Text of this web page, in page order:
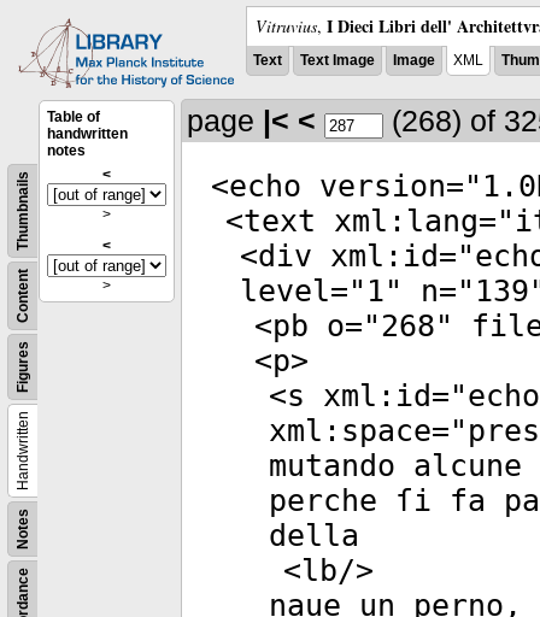
Vitruvius, I Dieci Libri dell'
Text Text Image Image XML
Notes
Handwritten
Figures
Content
Thumbnails
Table of
handwritten
notes
<
>
<
>
page |< < (268) of
<echo version="
<text xml:lang="
<div xml:id="
level=" 1" n=" 139
<pb o="268"
<p>
<s xml:id="
xml:space="
mutando
perche ſi fa
della
<lb/>
naue un